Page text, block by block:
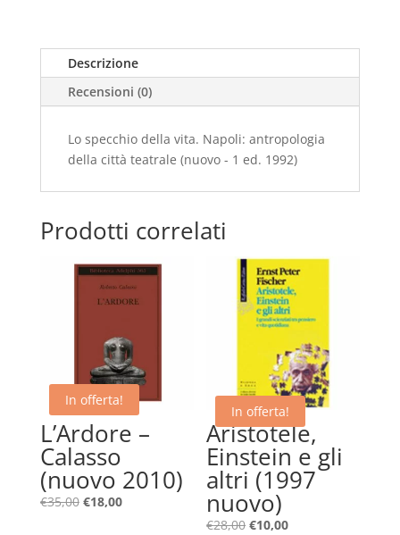
città
teatrale
(nuovo
quantità
Descrizione
Recensioni (0)
Lo specchio della vita. Napoli: antropologia
della città teatrale (nuovo - 1 ed. 1992)
Prodotti correlati
In offerta!
L’Ardore –
Calasso
(nuovo 2010)
€35,00 Il
€18,00Il
In offerta!
Aristotele,
Einstein e gli
altri (1997
nuovo)
€28,00 Il
€10,00Il